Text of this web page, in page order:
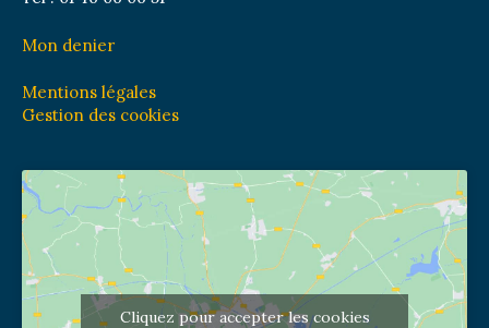
Mon denier
Mentions légales
Gestion des cookies
Cliquez pour accepter les cookies